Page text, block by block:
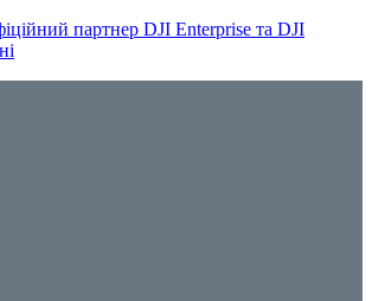
партнер DJI Enterprise та DJI